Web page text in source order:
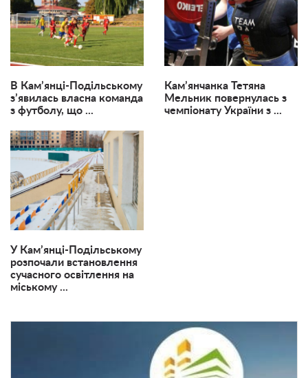
В Кам’янці-Подільському
з’явилась власна команда
з футболу, що ...
Кам’янчанка Тетяна
Мельник повернулась з
чемпіонату України з ...
У Кам’янці-Подільському
розпочали встановлення
сучасного освітлення на
міському ...